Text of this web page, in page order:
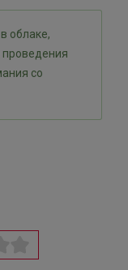
облаке,
проведения
со